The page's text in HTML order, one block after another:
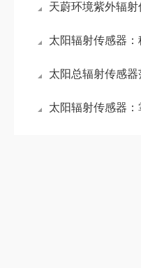
天蔚环境紫外辐射传感器实时捕捉紫外辐射
太阳辐射传感器：稳定记录太阳辐射变化，在
太阳总辐射传感器范围与精度：宽范围与高
太阳辐射传感器：掌握太阳辐射变化规律，